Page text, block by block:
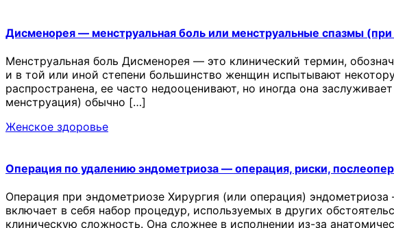
Дисменорея — менструальная боль или менструальные спазмы
Менструальная боль Дисменорея — это клинический термин,
и в той или иной степени большинство женщин испытывают
распространена, ее часто недооценивают, но иногда она
менструация) обычно […]
Женское здоровье
Операция по удалению эндометриоза — операция, риски,
Операция при эндометриозе Хирургия (или операция)
включает в себя набор процедур, используемых в других
клиническую сложность. Она сложнее в исполнении из-за